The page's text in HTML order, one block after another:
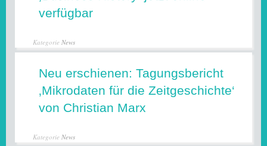
verfügbar
Kategorie News
Neu erschienen: Tagungsbericht
‚Mikrodaten für die Zeitgeschichte‘
von Christian Marx
Kategorie News